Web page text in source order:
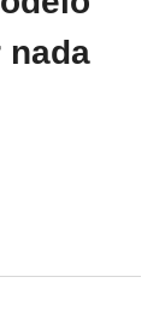
nada